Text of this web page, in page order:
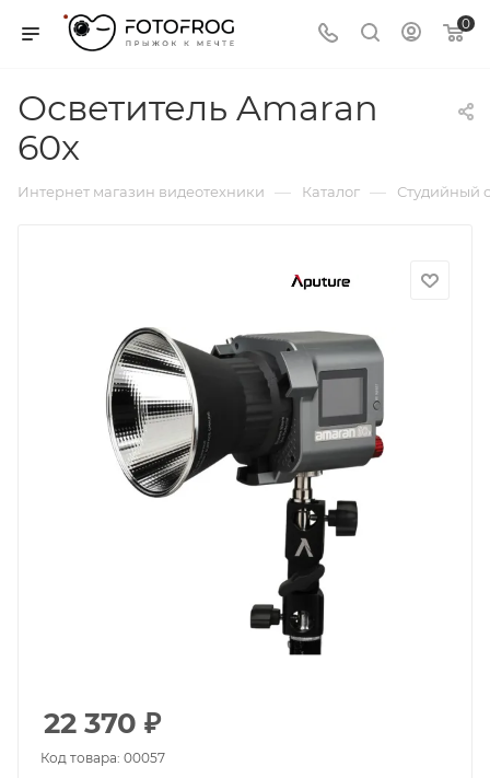
0
Осветитель Amaran
60x
Интернет магазин видеотехники — Каталог — Студийный
22 370 ₽
Код товара: 00057